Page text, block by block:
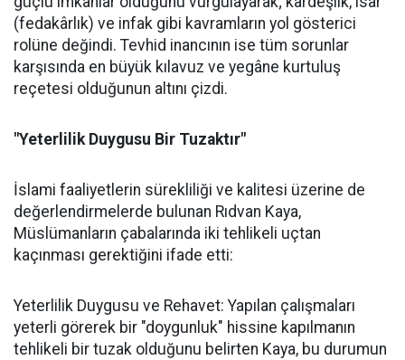
(fedakârlık) ve infak gibi kavramların yol gösterici
rolüne değindi. Tevhid inancının ise tüm sorunlar
karşısında en büyük kılavuz ve yegâne kurtuluş
reçetesi olduğunun altını çizdi.
"Yeterlilik Duygusu Bir Tuzaktır"
İslami faaliyetlerin sürekliliği ve kalitesi üzerine de
değerlendirmelerde bulunan Rıdvan Kaya,
Müslümanların çabalarında iki tehlikeli uçtan
kaçınması gerektiğini ifade etti:
Yeterlilik Duygusu ve Rehavet: Yapılan çalışmaları
yeterli görerek bir "doygunluk" hissine kapılmanın
tehlikeli bir tuzak olduğunu belirten Kaya, bu durumun